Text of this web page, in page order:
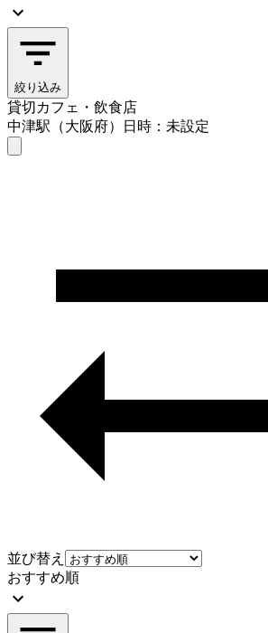
絞り込み
貸切カフェ・飲食店
中津駅（大阪府）
日時：未設定
並び替え
おすすめ順